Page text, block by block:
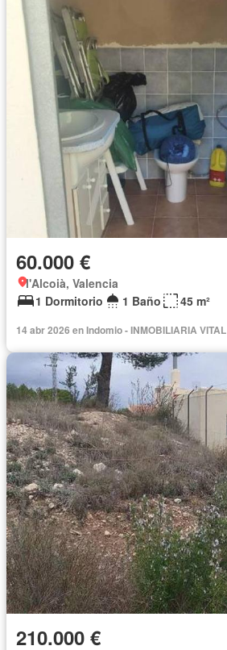
60.000 €
l'Alcoià, Valencia
1 Dormitorio
1 Baño 45 m²
14 abr 2026 en Indomio - INMOBILIARIA VITAL
210.000 €